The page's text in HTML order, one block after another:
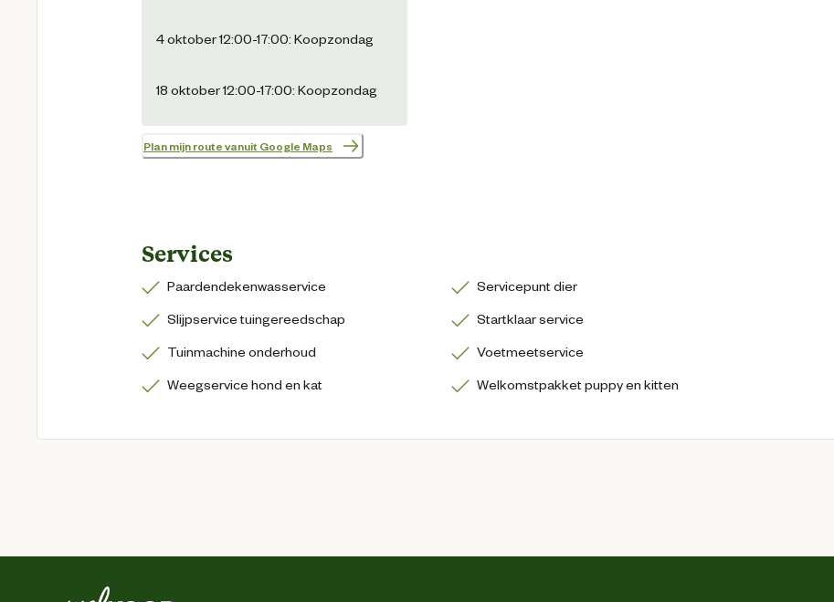
4 oktober 12:00-17:00: Koopzondag
18 oktober 12:00-17:00: Koopzondag
Plan mijn route vanuit Google Maps
Services
Paardendekenwasservice
Servicepunt dier
Slijpservice tuingereedschap
Startklaar service
Tuinmachine onderhoud
Voetmeetservice
Weegservice hond en kat
Welkomstpakket puppy en kitten